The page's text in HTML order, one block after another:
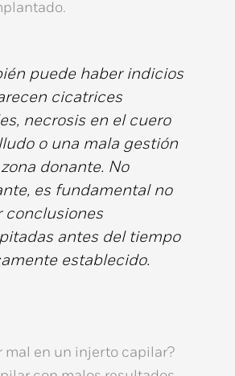
puede haber indicios
cicatrices
necrosis en el cuero
o una mala gestión
donante. No
es fundamental no
conclusiones
antes del tiempo
establecido.
mal en un injerto capilar?